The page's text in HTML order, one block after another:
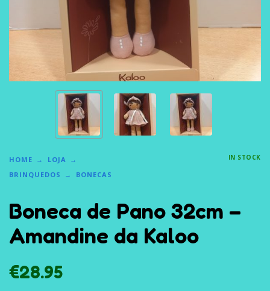
HOME
LOJA
BRINQUEDOS
BONECAS
IN STOCK
Boneca de Pano 32cm –
Amandine da Kaloo
€28.95